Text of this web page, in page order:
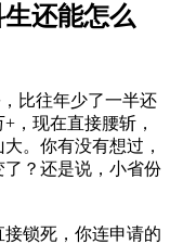
还能怎么
比往年少了一半还
，现在直接腰斩，
。你有没有想过，
？还是说，小省份
锁死，你连申请的